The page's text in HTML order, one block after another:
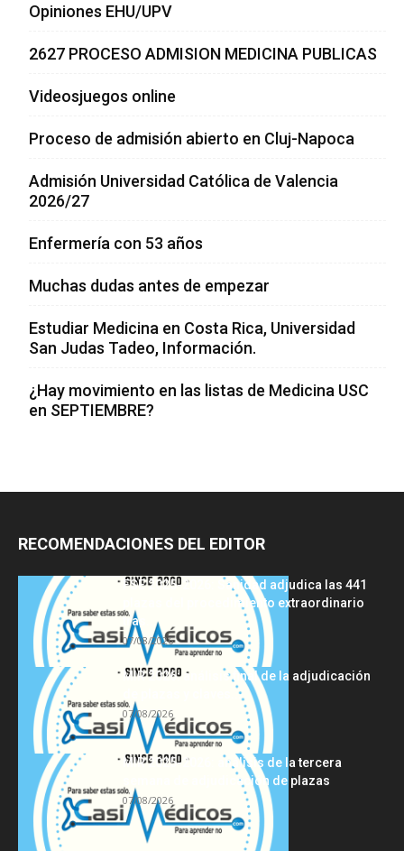
Opiniones EHU/UPV
2627 PROCESO ADMISION MEDICINA PUBLICAS
Videosjuegos online
Proceso de admisión abierto en Cluj-Napoca
Admisión Universidad Católica de Valencia
2026/27
Enfermería con 53 años
Muchas dudas antes de empezar
Estudiar Medicina en Costa Rica, Universidad
San Judas Tadeo, Información.
¿Hay movimiento en las listas de Medicina USC
en SEPTIEMBRE?
RECOMENDACIONES DEL EDITOR
FSE 2025-2026: Sanidad adjudica las 441
plazas del procedimiento extraordinario
tras...
07/08/2026
MIR 2026: análisis final de la adjudicación
de plazas y claves...
07/08/2026
MIR 2025-2026: análisis de la tercera
semana de adjudicación de plazas
07/08/2026